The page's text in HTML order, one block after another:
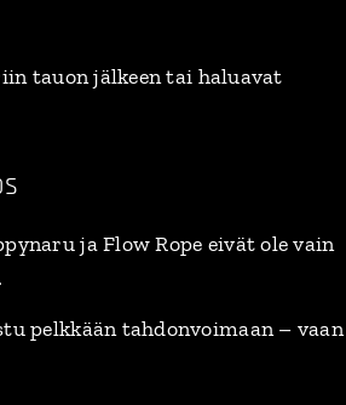
tauon jälkeen tai haluavat
ja Flow Rope eivät ole vain
pelkkään tahdonvoimaan – vaan